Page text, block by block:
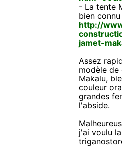
- La tente
bien
http://
jamet-
Assez
modèle de
Makalu,
couleur
grandes
l'abside.
j'ai voulu